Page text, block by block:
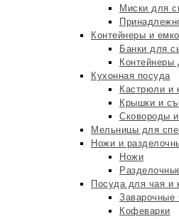
Миски для
Контейнеры и
Банки для
Контейнеры
Кухонная посуда
Кастрюли и
Крышки и
Сковороды
Мельницы для
Ножи и
Ножи
Посуда для чая и
Заварочные
Кофеварки